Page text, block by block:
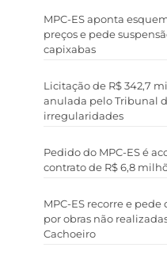
MPC-ES aponta
preços e pede
capixabas
Licitação de R$ 342,7
anulada pelo Tribunal
irregularidades
Pedido do MPC-ES é
contrato de R$ 6,8
MPC-ES recorre e
por obras não
Cachoeiro